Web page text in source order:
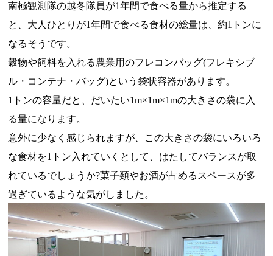
南極観測隊の越冬隊員が1年間で食べる量から推定する
と、大人ひとりが1年間で食べる食材の総量は、約1トンに
なるそうです。
穀物や飼料を入れる農業用のフレコンバッグ(フレキシブ
ル・コンテナ・バッグ)という袋状容器があります。
1トンの容量だと、だいたい1m×1m×1mの大きさの袋に入
る量になります。
意外に少なく感じられますが、この大きさの袋にいろいろ
な食材を1トン入れていくとして、はたしてバランスが取
れているでしょうか?菓子類やお酒が占めるスペースが多
過ぎているような気がしました。